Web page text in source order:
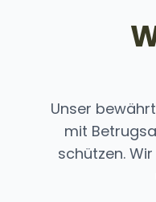
Unser
mit
schützen.